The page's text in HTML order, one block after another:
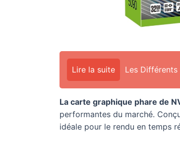
Lire la suite Les
La carte graphique phare de
performantes du marché.
idéale pour le rendu en temps